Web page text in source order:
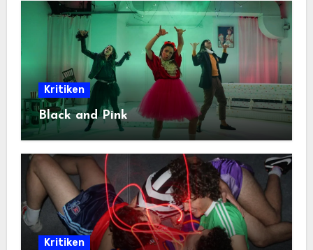
Kritiken
Black and Pink
Kritiken